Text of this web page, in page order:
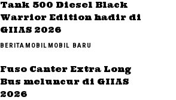
Tank 500 Diesel Black
Warrior Edition hadir di
GIIAS 2026
BERITAMOBILMOBIL BARU
Fuso Canter Extra Long
Bus meluncur di GIIAS
2026